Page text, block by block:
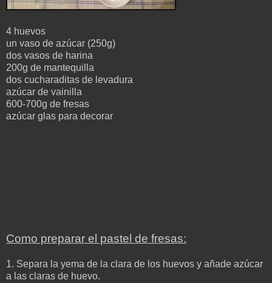
4 huevos
un vaso de azúcar (250g)
dos vasos de harina
200g de mantequilla
dos cucharaditas de levadura
azúcar de vainilla
600-700g de fresas
azúcar glas para decorar
Como preparar el pastel de fresas:
1. Separa la yema de la clara de los huevos y añade azúcar
a las claras de huevo.